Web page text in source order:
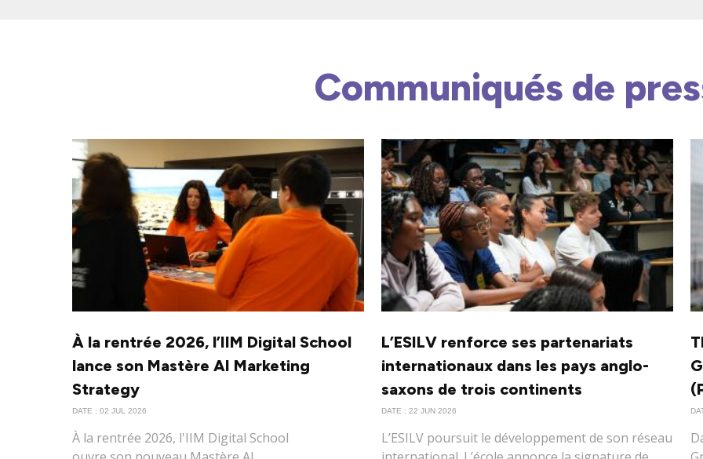
Communiqués de
À la rentrée 2026, l’IIM Digital School
lance son Mastère AI Marketing
Strategy
DATE : 02 JUL 2026
À la rentrée 2026, l'IIM Digital School
L’ESILV renforce ses partenariats
internationaux dans les pays anglo-
saxons de trois continents
DATE : 22 JUN 2026
L’ESILV poursuit le développement de son réseau